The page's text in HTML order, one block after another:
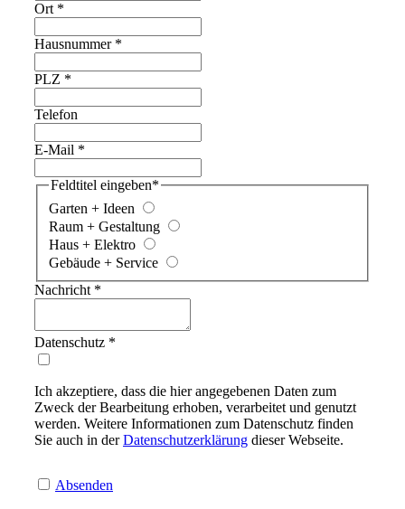
Ort *
Hausnummer *
PLZ *
Telefon
E-Mail *
Feldtitel eingeben*
Garten + Ideen
Raum + Gestaltung
Haus + Elektro
Gebäude + Service
Nachricht *
Datenschutz *
Ich akzeptiere, dass die hier angegebenen Daten zum
Zweck der Bearbeitung erhoben, verarbeitet und genutzt
werden. Weitere Informationen zum Datenschutz finden
Sie auch in derDatenschutzerklärung dieser Webseite.
Absenden